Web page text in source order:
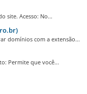
site. Acesso: No...
domínios com a extensão...
Permite que você...